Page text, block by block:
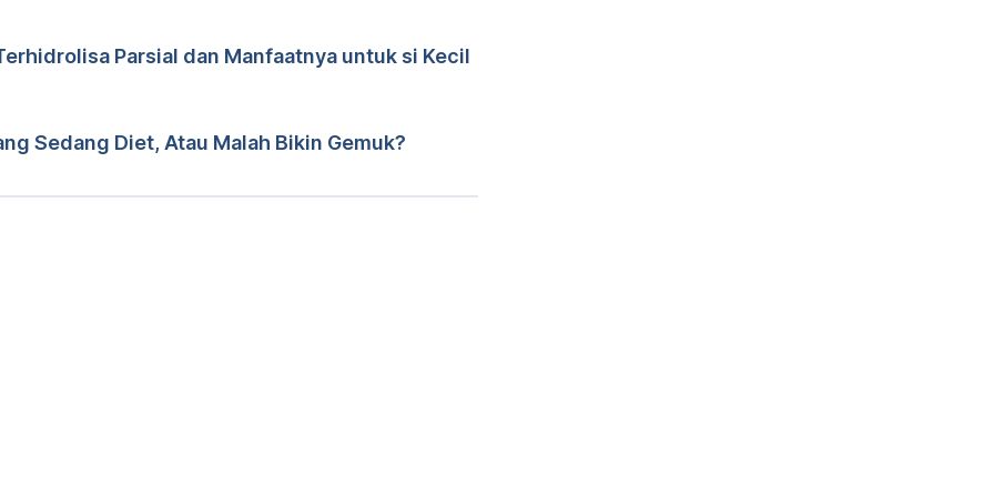
Health Effects
Benefits
dr. Damar UpahitaParsial dan Manfaatnya untuk si Kecil
Sedang Diet, Atau Malah Bikin Gemuk?